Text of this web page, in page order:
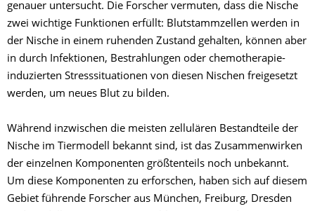
genauer untersucht. Die Forscher vermuten, dass die Nische
zwei wichtige Funktionen erfüllt: Blutstammzellen werden in
der Nische in einem ruhenden Zustand gehalten, können aber
in durch Infektionen, Bestrahlungen oder chemotherapie-
induzierten Stresssituationen von diesen Nischen freigesetzt
werden, um neues Blut zu bilden.
Während inzwischen die meisten zellulären Bestandteile der
Nische im Tiermodell bekannt sind, ist das Zusammenwirken
der einzelnen Komponenten größtenteils noch unbekannt.
Um diese Komponenten zu erforschen, haben sich auf diesem
Gebiet führende Forscher aus München, Freiburg, Dresden